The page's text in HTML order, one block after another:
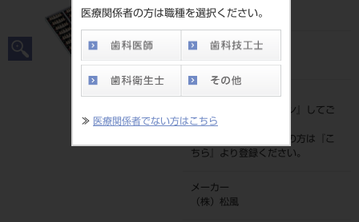
医療関係者の方は職種を選択ください。
≫ 医療関係者でない方はこちら
204350006HO3U
JAN/EANコード
標準価格
ログイン
』してご
覧ください。
ネット会員登録がまだの方は『
こ
ちら
』より登録ください。
メーカー
（株）松風